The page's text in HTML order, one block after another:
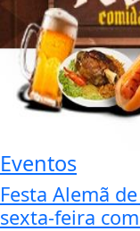
Eventos
Festa Alemã
sexta-feira